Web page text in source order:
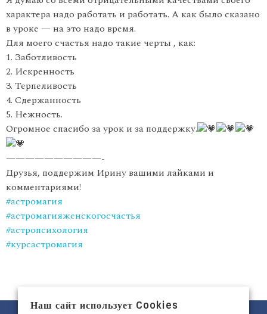
характера надо работать и работать. А как было сказано
в уроке — на это надо время.
Для моего счастья надо такие черты , как:
1. Заботливость
2. Искренность
3. Терпеливость
4. Сдержанность
5. Нежность.
Огромное спасибо за урок и за поддержку.
——————————-
Друзья, поддержим Ирину вашими лайками и
комментариями!
#астромагия
#астромагияженскогосчастья
#астропсихология
#курсастромагия
Наш сайт использует Cookies